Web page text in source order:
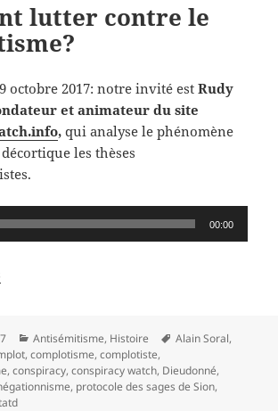
lutter contre le
octobre 2017: notre invité estRudy
et animateur du site
, qui analyse le phénomène
les thèses
00:00
Catégories
Antisémitisme, Histoire
Mots-
Alain Soral,
,complotisme,complotiste,
,conspiracy,conspiracy watch, Dieudonné,
, protocole des sages de Sion,